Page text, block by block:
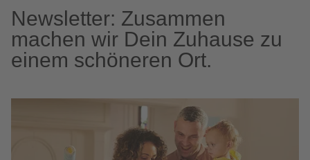
Newsletter: Zusammen
machen wir Dein Zuhause zu
einem schöneren Ort.